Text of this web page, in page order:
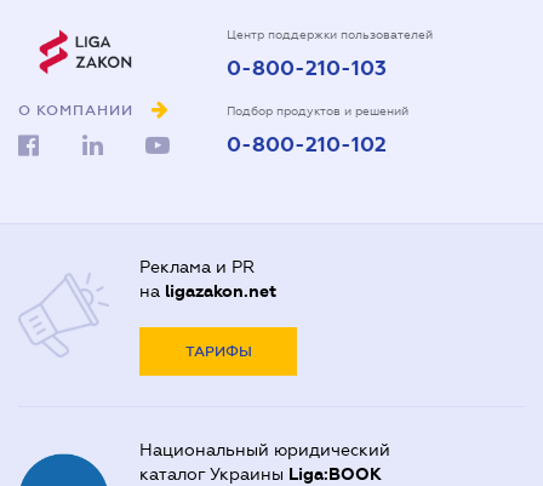
О КОМПАНИИ
Центр поддержки пользователей
0-800-210-103
Подбор продуктов и решений
0-800-210-102
Реклама и PR
на ligazakon.net
ТАРИФЫ
Национальный юридический
каталог Украины Liga:BOOK